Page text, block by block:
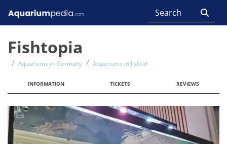
Fishtopia
Aquariums in Germany Aquariums in Ilsfeld
INFORMATION TICKETS REVIEWS